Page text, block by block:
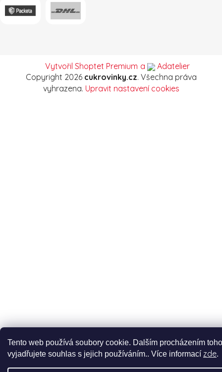
Tento web používá soubory cookie. Dalším procházením
vyjadřujete souhlas s jejich používáním.. Více informací zde.
Vytvořil Shoptet Premium a
Adatelier
Copyright 2026 cukrovinky.cz. Všechna práva
vyhrazena. Upravit nastavení cookies